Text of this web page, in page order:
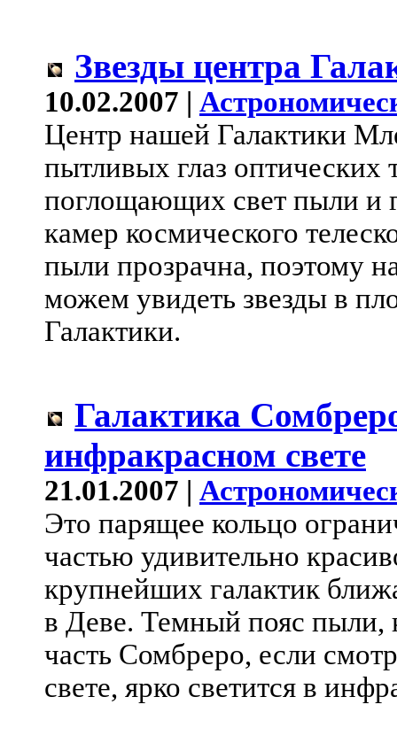
Звезды центра
10.02.2007 |
Центр нашей Галактики
пытливых глаз оптических
поглощающих свет пыли и
камер космического
пыли прозрачна, поэтому
можем увидеть звезды в
Галактики.
Галактика
инфракрасном свете
21.01.2007 |
Это парящее кольцо
частью удивительно
крупнейших галактик
в Деве. Темный пояс пыли,
часть Сомбреро, если
свете, ярко светится в